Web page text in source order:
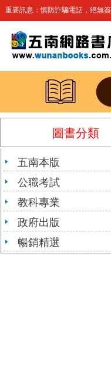
重要訊息：慎防詐騙電話，絕無
圖書分類
五南本版
公職考試
教科專業
政府出版
暢銷精選